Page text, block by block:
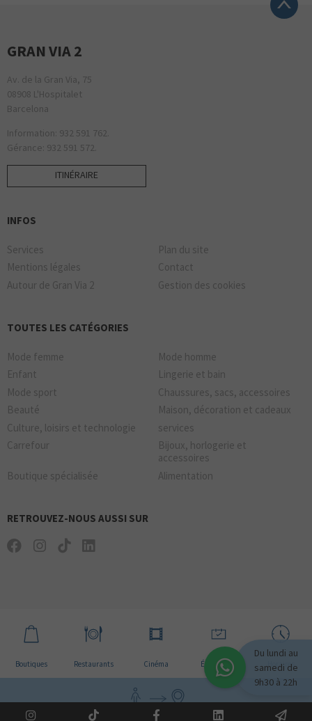
GRAN VIA 2
Av. de la Gran Via, 75
08908 L'Hospitalet
Barcelona
Information: 932 591 762.
Gérance: 932 591 572.
ITINÉRAIRE
INFOS
Services
Plan du site
Mentions légales
Contact
Autour de Gran Via 2
Gestion des cookies
TOUTES LES CATÉGORIES
Mode femme
Mode homme
Enfant
Lingerie et bain
Mode sport
Chaussures, sacs, accessoires
Beauté
Maison, décoration et cadeaux
Culture, loisirs et technologie
services
Carrefour
Bijoux, horlogerie et
accessoires
Boutique spécialisée
Alimentation
RETROUVEZ-NOUS AUSSI SUR
Boutiques Restaurants Cinéma Évènement Horaires
Du lundi au
samedi de
9h30 à 22h